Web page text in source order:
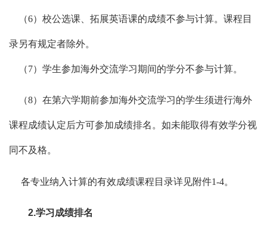
（6）校公选课、拓展英语课的成绩不参与计算。课程目
录另有规定者除外。
（7）学生参加海外交流学习期间的学分不参与计算。
（8）在第六学期前参加海外交流学习的学生须进行海外
课程成绩认定后方可参加成绩排名。如未能取得有效学分视
同不及格。
各专业纳入计算的有效成绩课程目录详见附件1-4。
2.学习成绩排名